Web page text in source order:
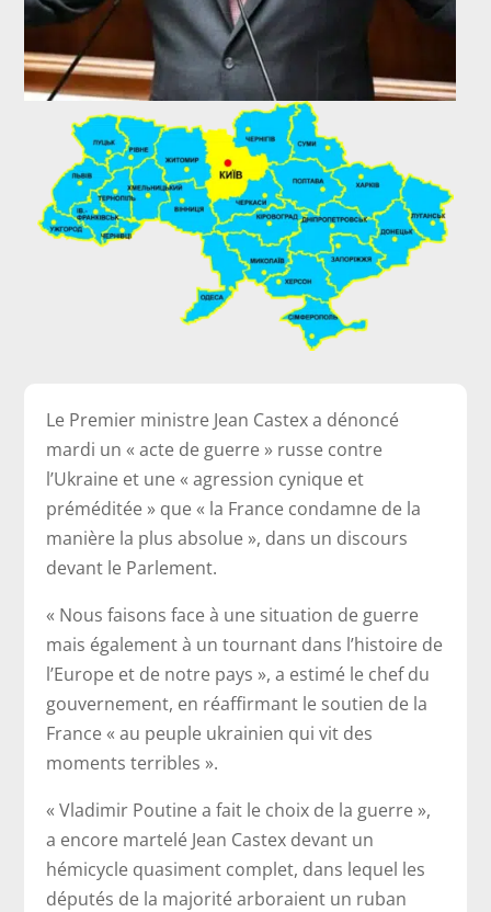
Le Premier ministre Jean Castex a dénoncé
mardi un « acte de guerre » russe contre
l’Ukraine et une « agression cynique et
préméditée » que « la France condamne de la
manière la plus absolue », dans un discours
devant le Parlement.
« Nous faisons face à une situation de guerre
mais également à un tournant dans l’histoire de
l’Europe et de notre pays », a estimé le chef du
gouvernement, en réaffirmant le soutien de la
France « au peuple ukrainien qui vit des
moments terribles ».
« Vladimir Poutine a fait le choix de la guerre »,
a encore martelé Jean Castex devant un
hémicycle quasiment complet, dans lequel les
députés de la majorité arboraient un ruban